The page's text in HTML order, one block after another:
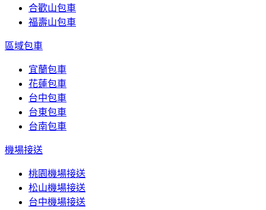
合歡山包車
福壽山包車
區域包車
宜蘭包車
花蓮包車
台中包車
台東包車
台南包車
機場接送
桃園機場接送
松山機場接送
台中機場接送